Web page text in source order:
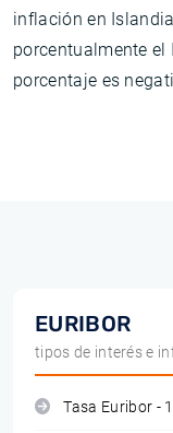
inflación en
porcentualmente el
porcentaje es
EURIBOR
tipos de interés e
Tasa Euribor -